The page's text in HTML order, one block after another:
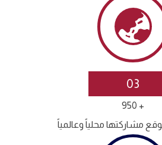
03
+ 950
مشاركتها محلياً وعالمياً